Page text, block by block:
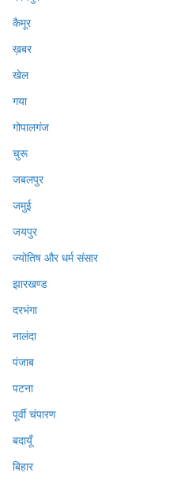
कैमूर
ख़बर
खेल
गया
गोपालगंज
चुरू
जबलपुर
जमुई
जयपुर
ज्योतिष और धर्म संसार
झारखण्ड
दरभंगा
नालंदा
पंजाब
पटना
पूर्वी चंपारण
बदायूँ
बिहार